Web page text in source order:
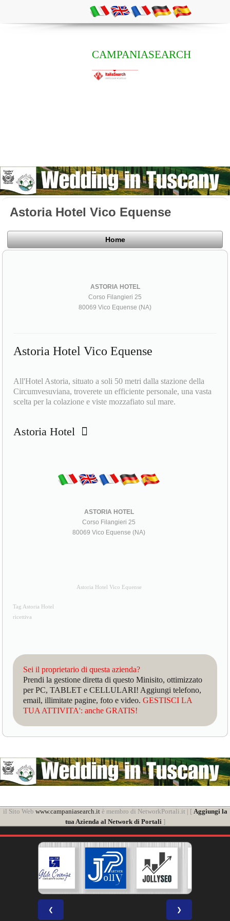
CAMPANIASEARCH
Astoria Hotel Vico Equense
Home
ASTORIA HOTEL
Corso Filangieri 25
80069 Vico Equense (NA)
Astoria Hotel Vico Equense
All'Hotel Astoria, situato a soli 50 metri dalla stazione della
Circumvesuviana, troverete un efficiente personale, una vasta
scelta per la colazione e viste mozzafiato sul mare.
Astoria Hotel
ASTORIA HOTEL
Corso Filangieri 25
80069 Vico Equense (NA)
Astoria Hotel Vico Equense
Tag Astoria Hotel
ricettiva
Sei il proprietario di questa azienda?
Prendi la gestione diretta di questo Minisito, ottimizzato
per PC, TABLET e CELLULARI! Aggiungi telefono,
email, illimitate pagine, foto e video.GESTISCI LA
TUA ATTIVITA': anche GRATIS!
il Sito Web www.campaniasearch.itè membro di NetworkPortali.it | [ Aggiungi la
tua Azienda al Network di Portali]
❮ ❯